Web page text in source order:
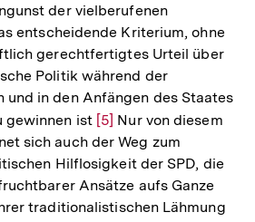
Fußnote
der vielberufenen
entscheidende Kriterium, ohne
gerechtfertigtes Urteil über
Politik während der
und in den Anfängen des Staates
gewinnen ist Zur
Auflösung
der
Fußnote
[5] Nur von diesem
sich auch der Weg zum
Hilflosigkeit der SPD, die
Ansätze aufs Ganze
traditionalistischen Lähmung